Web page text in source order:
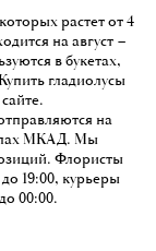
растет от 4
на август –
в букетах,
гладиолусы
на
МКАД. Мы
Флористы
19:00, курьеры
00:00.